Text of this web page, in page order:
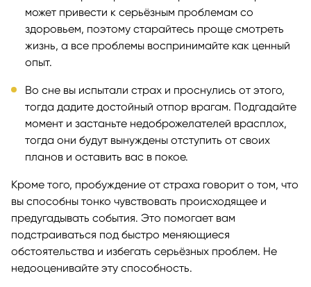
может привести к серьёзным проблемам со
здоровьем, поэтому старайтесь проще смотреть
жизнь, а все проблемы воспринимайте как ценный
опыт.
Во сне вы испытали страх и проснулись от этого,
тогда дадите достойный отпор врагам. Подгадайте
момент и застаньте недоброжелателей врасплох,
тогда они будут вынуждены отступить от своих
планов и оставить вас в покое.
Кроме того, пробуждение от страха говорит о том, что
вы способны тонко чувствовать происходящее и
предугадывать события. Это помогает вам
подстраиваться под быстро меняющиеся
обстоятельства и избегать серьёзных проблем. Не
недооценивайте эту способность.